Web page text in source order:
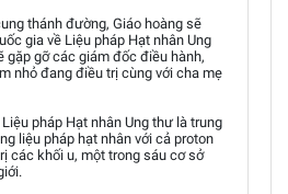
thánh đường, Giáo hoàng sẽ
gia về Liệu pháp Hạt nhân Ung
gặp gỡ các giám đốc điều hành,
nhỏ đang điều trị cùng với cha mẹ
pháp Hạt nhân Ung thư là trung
liệu pháp hạt nhân với cả proton
các khối u, một trong sáu cơ sở